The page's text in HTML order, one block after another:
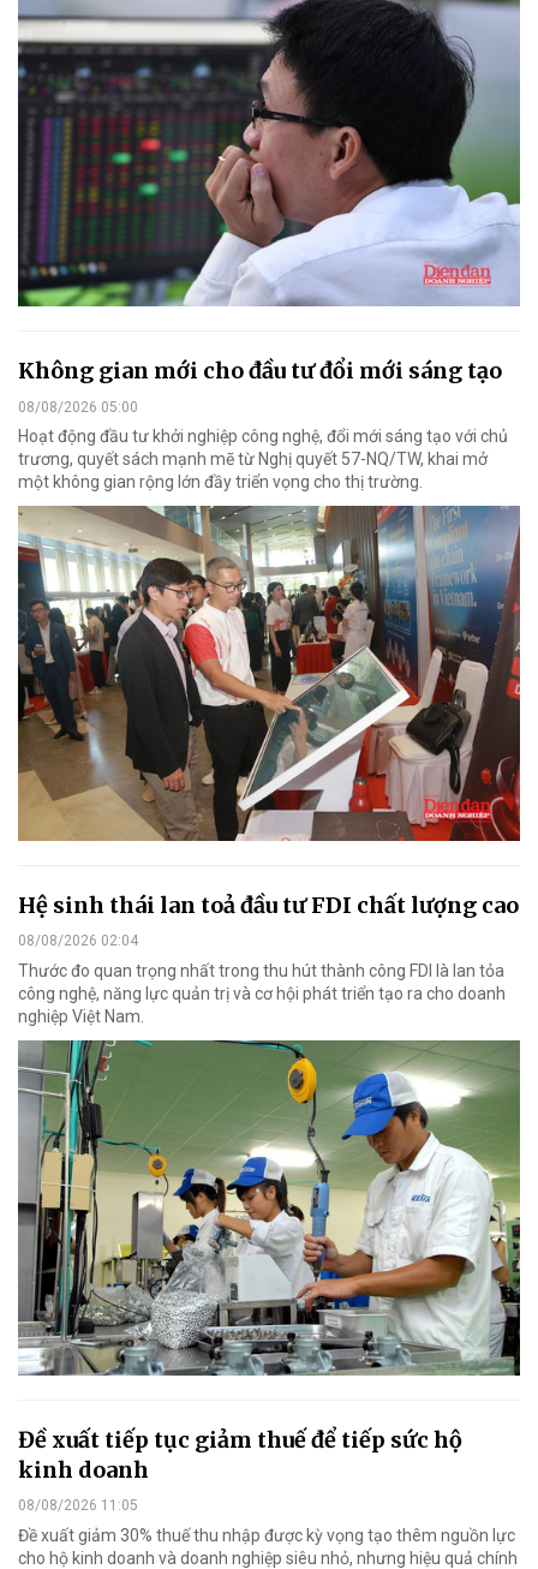
Không gian mới cho đầu tư đổi mới sáng tạo
08/08/2026 05:00
Hoạt động đầu tư khởi nghiệp công nghệ, đổi mới sáng tạo với chủ
trương, quyết sách mạnh mẽ từ Nghị quyết 57-NQ/TW, khai mở
một không gian rộng lớn đầy triển vọng cho thị trường.
Hệ sinh thái lan toả đầu tư FDI chất lượng cao
08/08/2026 02:04
Thước đo quan trọng nhất trong thu hút thành công FDI là lan tỏa
công nghệ, năng lực quản trị và cơ hội phát triển tạo ra cho doanh
nghiệp Việt Nam.
Đề xuất tiếp tục giảm thuế để tiếp sức hộ
kinh doanh
08/08/2026 11:05
Đề xuất giảm 30% thuế thu nhập được kỳ vọng tạo thêm nguồn lực
cho hộ kinh doanh và doanh nghiệp siêu nhỏ, nhưng hiệu quả chính